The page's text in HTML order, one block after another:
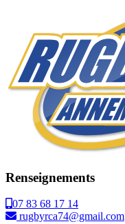
Renseignements
07 83 68 17 14
rugbyrca74@gmail.com